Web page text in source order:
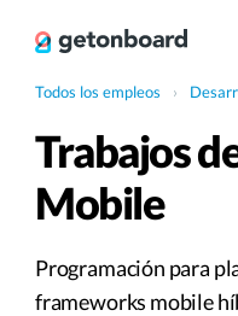
Todos los empleos ›
Trabajos
Mobile
Programación para
frameworks mobile